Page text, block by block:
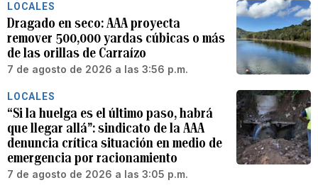
LOCALES
Dragado en seco: AAA proyecta
remover 500,000 yardas cúbicas o más
de las orillas de Carraízo
7 de agosto de 2026 a las 3:56 p.m.
LOCALES
“Si la huelga es el último paso, habrá
que llegar allá”: sindicato de la AAA
denuncia crítica situación en medio de
emergencia por racionamiento
7 de agosto de 2026 a las 3:05 p.m.